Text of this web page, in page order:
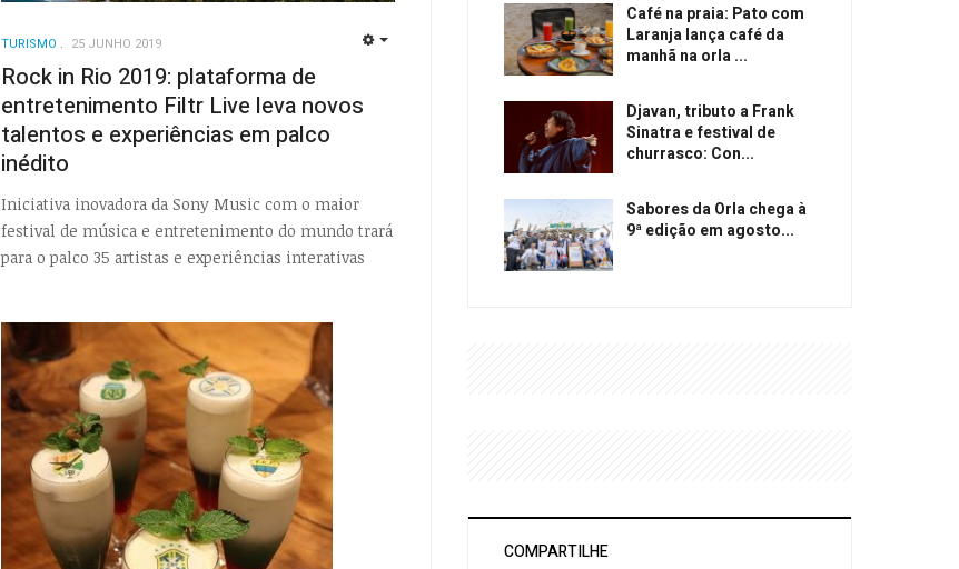
TURISMO 25 JUNHO 2019
Rock in Rio 2019: plataforma de
entretenimento Filtr Live leva novos
talentos e experiências em palco
inédito
Iniciativa inovadora da Sony Music com o maior
festival de música e entretenimento do mundo trará
para o palco 35 artistas e experiências interativas
Café na praia: Pato com
Laranja lança café da
manhã na orla ...
Djavan, tributo a Frank
Sinatra e festival de
churrasco: Con...
Sabores da Orla chega à
9ª edição em agosto...
COMPARTILHE